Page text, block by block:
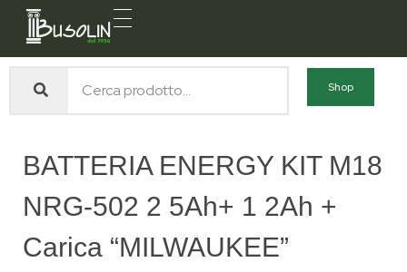
Busolin S.R.L.
Shop
BATTERIA ENERGY KIT M18
NRG-502 2 5Ah+ 1 2Ah +
Carica “MILWAUKEE”